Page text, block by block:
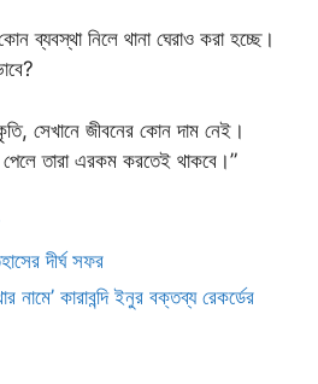
ব্যবস্থা নিলে থানা ঘেরাও করা হচ্ছে।
সেখানে জীবনের কোন দাম নেই।
পেলে তারা এরকম করতেই থাকবে।”
দীর্ঘ সফর
নামে’ কারাবন্দি ইনুর বক্তব্য রেকর্ডের